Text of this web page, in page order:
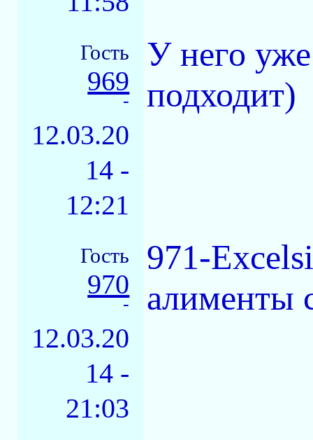
Гость
969
-
12.03.20
14 -
12:21
У него
подходит)
Гость
970
-
12.03.20
14 -
21:03
971-
алименты